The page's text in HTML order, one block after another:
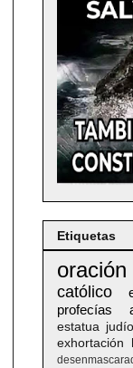
Etiquetas
oración
católico
profecías
estatua judío
exhortación